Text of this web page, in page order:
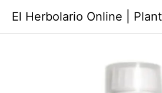
contenido
El Herbolario Online |